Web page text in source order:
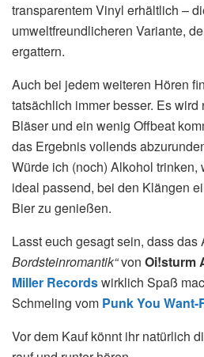
transparentem Vinyl erhältlich –
umweltfreundlicheren Variante,
ergattern.
Auch bei jedem weiteren Hören
tatsächlich immer besser. Es
Bläser und ein wenig Offbeat
das Ergebnis vollends
Würde ich (noch) Alkohol trinken,
ideal passend, bei den Klängen
Bier zu genießen.
Lasst euch gesagt sein, dass das
Bordsteinromantik“von Oi!sturm
Miller Recordswirklich Spaß
Schmeling vom Punk You Want-
Vor dem Kauf könnt ihr natürlich